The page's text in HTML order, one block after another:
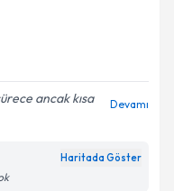
almanız için bir
ile bilgilendireceğiz.
ilişkin
Aydınlatma
belirtilen
ancak kısa
Devamı
Haritada Göster